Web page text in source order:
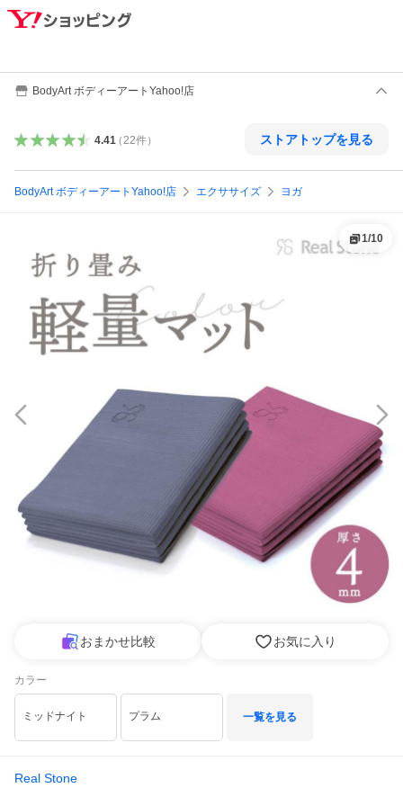
BodyArt ボディーアートYahoo!店
4.41（ 22件） ストアトップを見る
BodyArt ボディーアートYahoo!店 エクササイズ ヨガ
1/10
おまかせ比較 お気に入り
カラー
ミッドナイト プラム 一覧を見る
Real Stone